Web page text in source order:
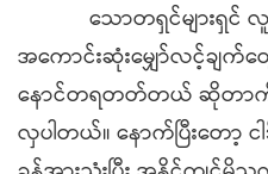
သောတရှင်များရှင်
အကောင်းဆုံးမျှော်လင့်ချက်
နောင်တရတတ်တယ် ဆိုတာ
လှပါတယ်။ နောက်ပြီးတော့ င